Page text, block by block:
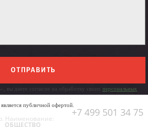
ОТПРАВИТЬ
вы даете согласие на обработку своих персональных
публичной офертой.
+7 499 501 34 75
Наименование:
ОБЩЕСТВО